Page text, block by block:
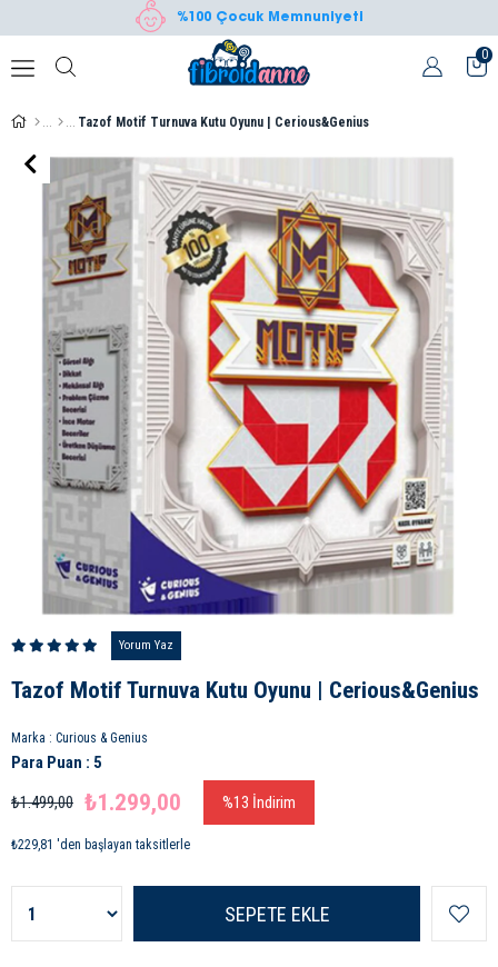
%100 Çocuk Memnuniyeti
0
Tazof Motif Turnuva Kutu Oyunu | Cerious&Genius
Yorum Yaz
Tazof Motif Turnuva Kutu Oyunu | Cerious&Genius
Marka : Curious & Genius
Para Puan : 5
₺1.499,00 ₺1.299,00 %13 İndirim
₺229,81 'den başlayan taksitlerle